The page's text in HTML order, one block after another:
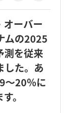
オーバー
ムの2025
測を従来
した。あ
〜20％に
。